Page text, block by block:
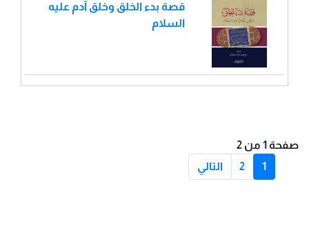
قصة بدء الخلق وخلق آدم عليه
السلام
صفحة 1 من 2
1
2 التالي